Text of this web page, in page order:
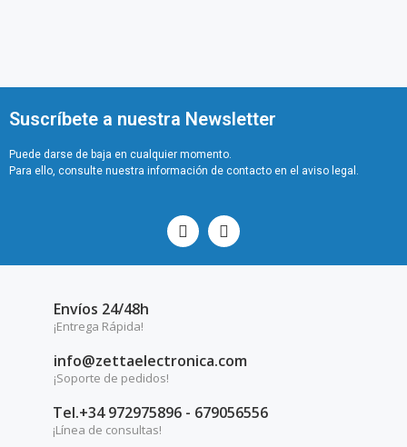
Suscríbete a nuestra Newsletter
Puede darse de baja en cualquier momento.
Para ello, consulte nuestra información de contacto en el aviso legal.
Envíos 24/48h
¡Entrega Rápida!
info@zettaelectronica.com
¡Soporte de pedidos!
Tel.+34 972975896 - 679056556
¡Línea de consultas!